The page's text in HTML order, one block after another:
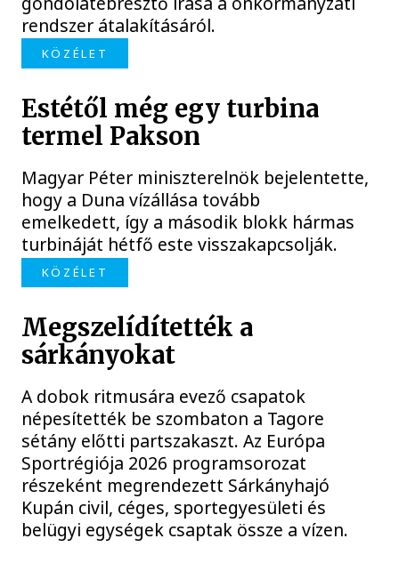
rendszer átalakításáról.
KÖZÉLET
Estétől még egy turbina
termel Pakson
Magyar Péter miniszterelnök bejelentette,
hogy a Duna vízállása tovább
emelkedett, így a második blokk hármas
turbináját hétfő este visszakapcsolják.
KÖZÉLET
Megszelídítették a
sárkányokat
A dobok ritmusára evező csapatok
népesítették be szombaton a Tagore
sétány előtti partszakaszt. Az Európa
Sportrégiója 2026 programsorozat
részeként megrendezett Sárkányhajó
Kupán civil, céges, sportegyesületi és
belügyi egységek csaptak össze a vízen.